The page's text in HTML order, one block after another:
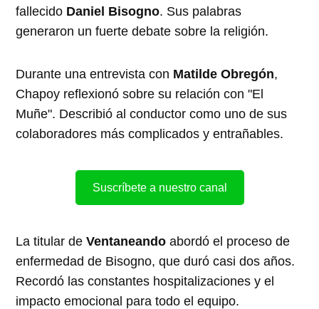
fallecido Daniel Bisogno. Sus palabras
generaron un fuerte debate sobre la religión.
Durante una entrevista con Matilde Obregón,
Chapoy reflexionó sobre su relación con "El
Muñe". Describió al conductor como uno de sus
colaboradores más complicados y entrañables.
Suscríbete a nuestro canal
La titular deVentaneando abordó el proceso de
enfermedad de Bisogno, que duró casi dos años.
Recordó las constantes hospitalizaciones y el
impacto emocional para todo el equipo.